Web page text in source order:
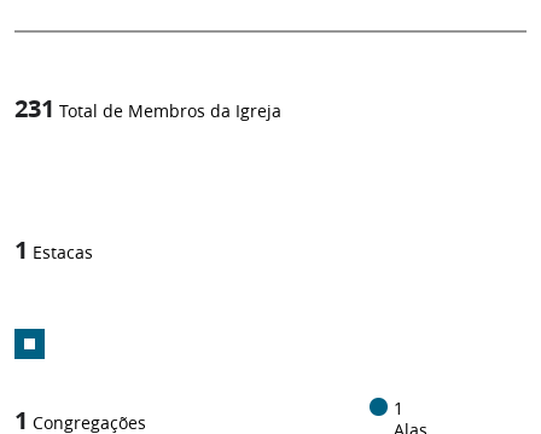
231 Total de Membros da Igreja
1 Estacas
1 Congregações
1